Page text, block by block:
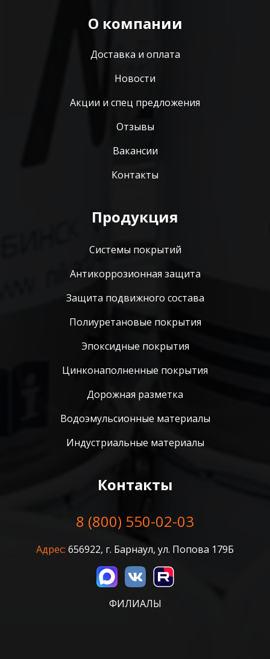
О компании
Доставка и оплата
Новости
Акции и спец предложения
Отзывы
Вакансии
Контакты
Продукция
Системы покрытий
Антикоррозионная защита
Защита подвижного состава
Полиуретановые покрытия
Эпоксидные покрытия
Цинконаполненные покрытия
Дорожная разметка
Водоэмульсионные материалы
Индустриальные материалы
Контакты
8 (800) 550-02-03
Адрес: 656922, г. Барнаул, ул. Попова 179Б
ФИЛИАЛЫ